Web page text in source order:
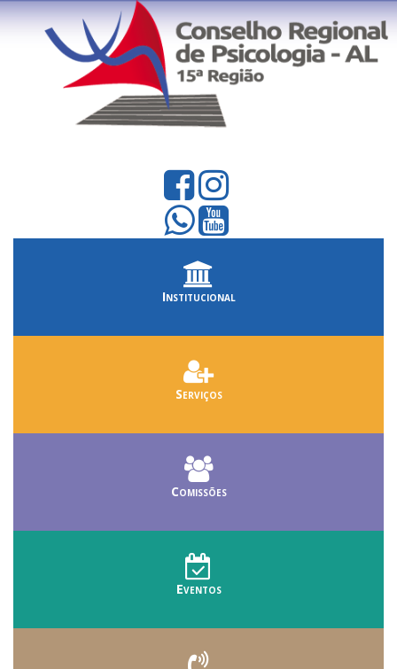
Institucional
Serviços
Comissões
Eventos